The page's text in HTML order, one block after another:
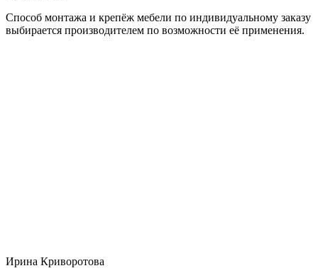
Способ монтажа и крепёж мебели по индивидуальному заказу
выбирается производителем по возможности её применения.
Ирина Криворотова